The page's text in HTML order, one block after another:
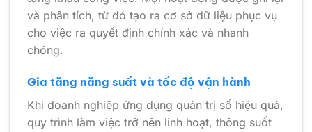
và phân tích, từ đó tạo ra cơ sở dữ liệu phục vụ
cho việc ra quyết định chính xác và nhanh
chóng.
Gia tăng năng suất và tốc độ vận hành
Khi doanh nghiệp ứng dụng quản trị số hiệu quả,
quy trình làm việc trở nên linh hoạt, thông suốt